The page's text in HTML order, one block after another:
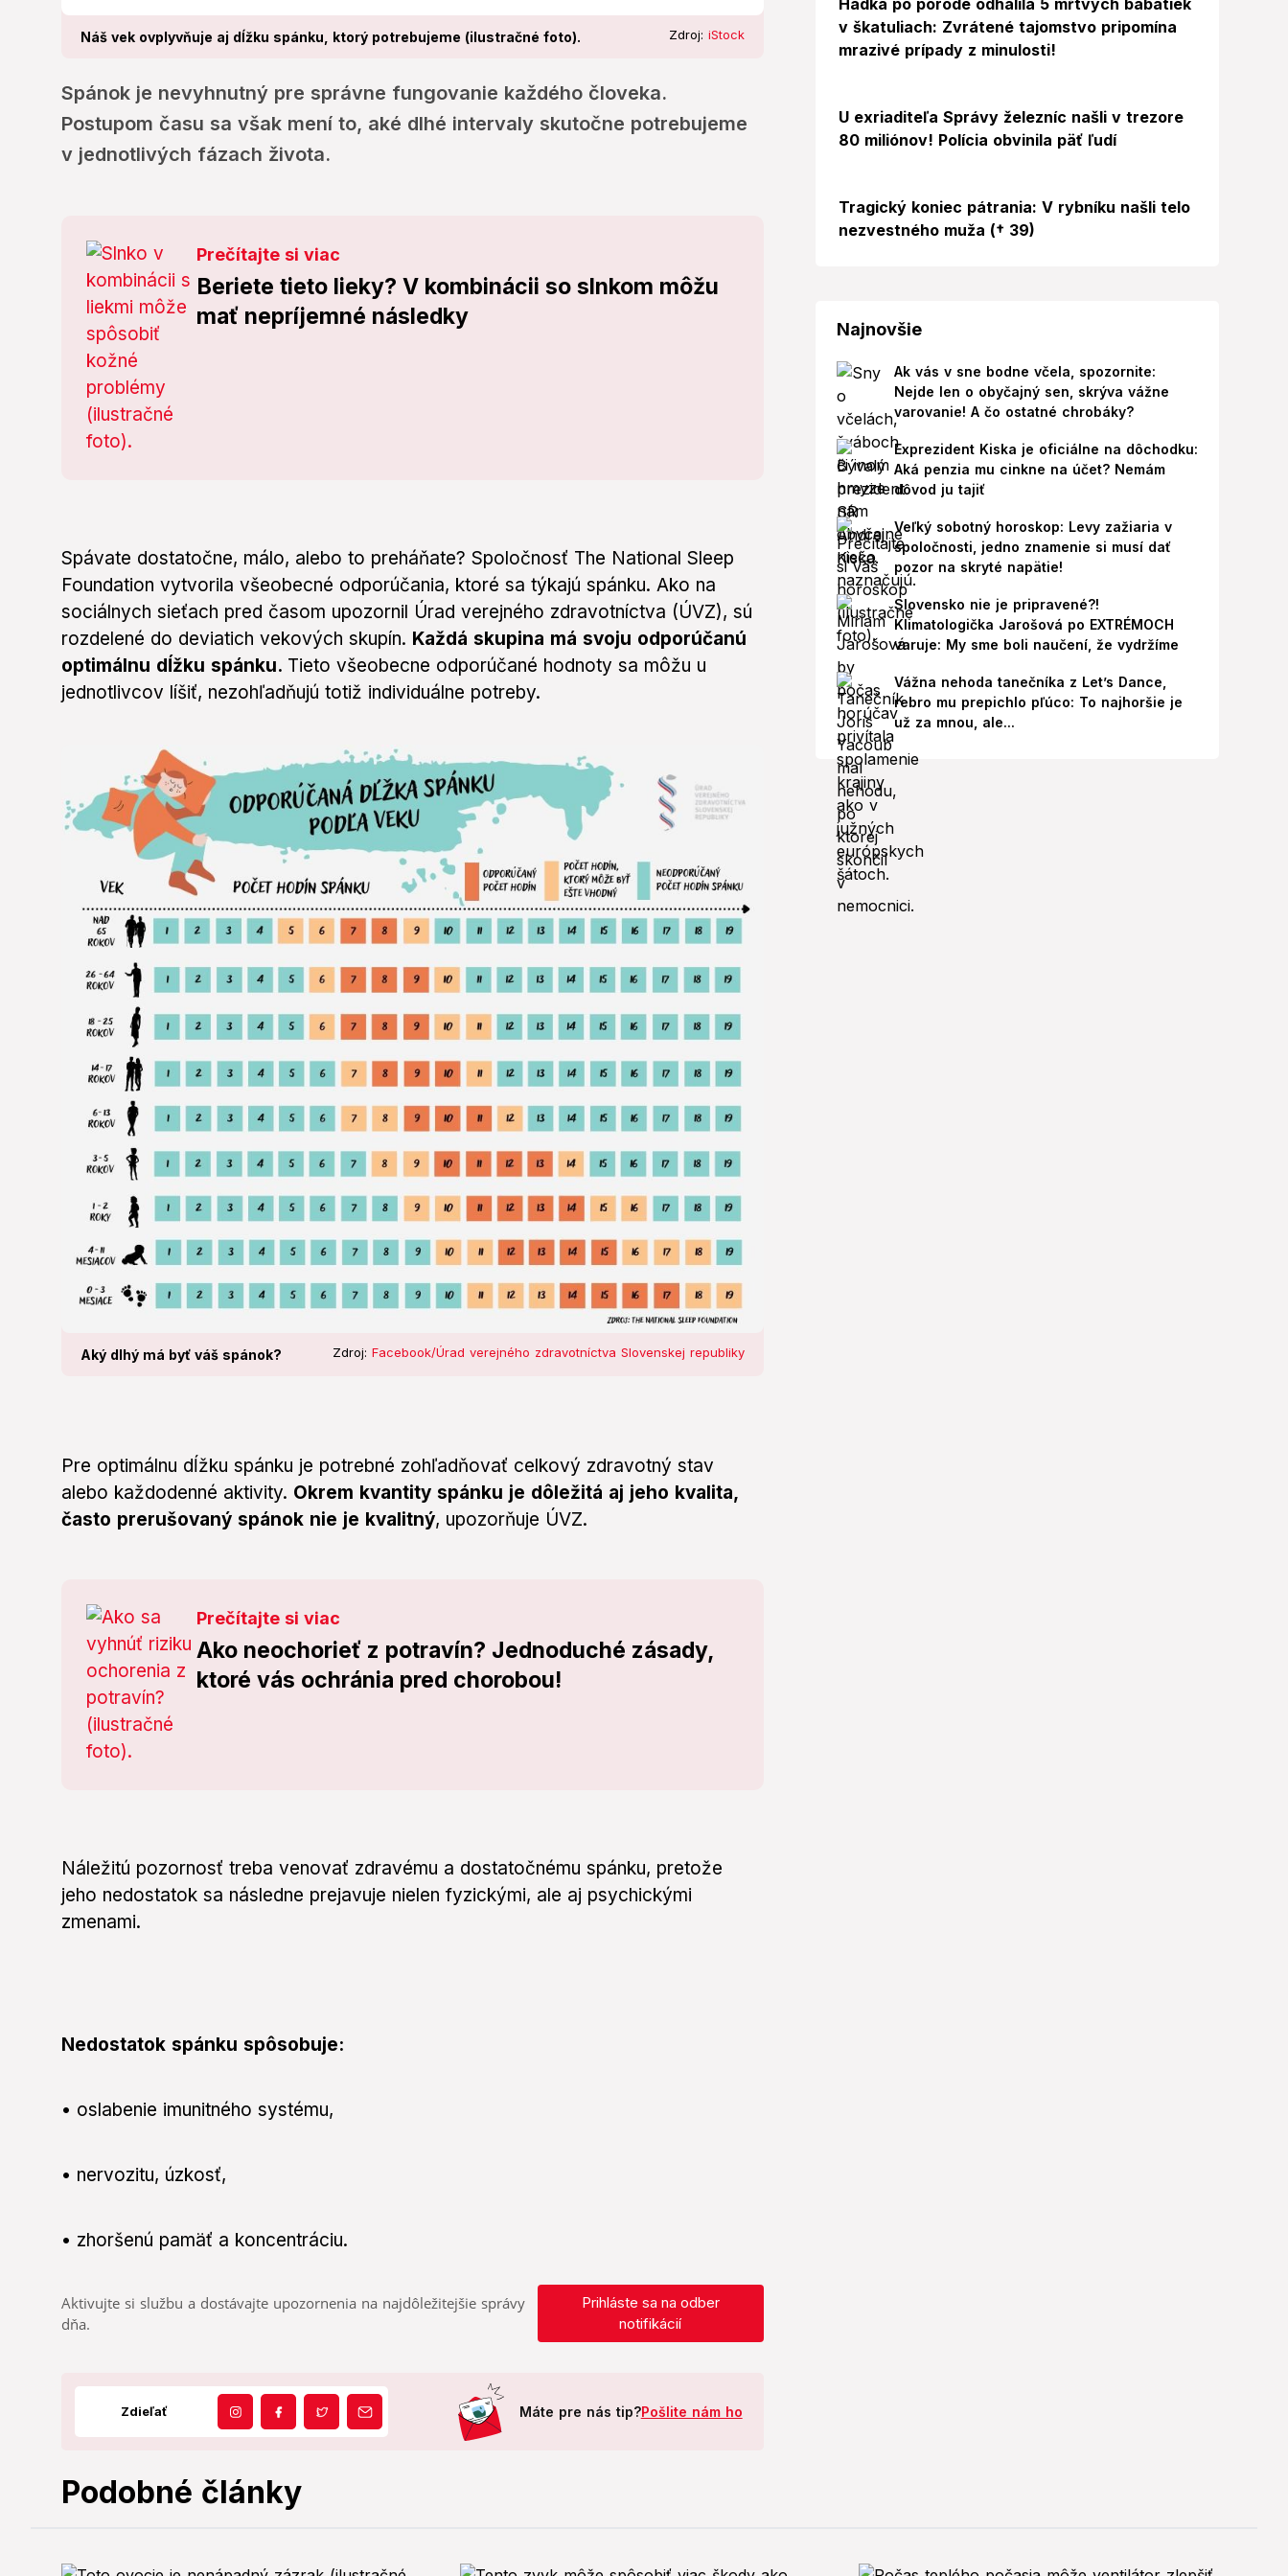
Náš vek ovplyvňuje aj dĺžku spánku, ktorý potrebujeme (ilustračné foto). Zdroj: iStock
Spánok je nevyhnutný pre správne fungovanie každého človeka.
Postupom času sa však mení to, aké dlhé intervaly skutočne potrebujeme
v jednotlivých fázach života.
Prečítajte si viac
Beriete tieto lieky? V kombinácii so slnkom môžu
mať nepríjemné následky
Spávate dostatočne, málo, alebo to preháňate? Spoločnosť The National Sleep
Foundation vytvorila všeobecné odporúčania, ktoré sa týkajú spánku. Ako na
sociálnych sieťach pred časom upozornil Úrad verejného zdravotníctva (ÚVZ), sú
rozdelené do deviatich vekových skupín. Každá skupina má svoju odporúčanú
optimálnu dĺžku spánku. Tieto všeobecne odporúčané hodnoty sa môžu u
jednotlivcov líšiť, nezohľadňujú totiž individuálne potreby.
Aký dlhý má byť váš spánok? Zdroj: Facebook/Úrad verejného zdravotníctva Slovenskej republiky
Pre optimálnu dĺžku spánku je potrebné zohľadňovať celkový zdravotný stav
alebo každodenné aktivity. Okrem kvantity spánku je dôležitá aj jeho kvalita,
často prerušovaný spánok nie je kvalitný, upozorňuje ÚVZ.
Prečítajte si viac
Ako neochorieť z potravín? Jednoduché zásady,
ktoré vás ochránia pred chorobou!
Náležitú pozornosť treba venovať zdravému a dostatočnému spánku, pretože
jeho nedostatok sa následne prejavuje nielen fyzickými, ale aj psychickými
zmenami.
Nedostatok spánku spôsobuje:
• oslabenie imunitného systému,
• nervozitu, úzkosť,
• zhoršenú pamäť a koncentráciu.
Aktivujte si službu a dostávajte upozornenia na najdôležitejšie správy
dňa.
Prihláste sa na odber
notifikácií
Zdieľať Máte pre nás tip?Pošlite nám ho
Hádka po pôrode odhalila 5 mŕtvych bábätiek
v škatuliach: Zvrátené tajomstvo pripomína
mrazivé prípady z minulosti!
U exriaditeľa Správy železníc našli v trezore
80 miliónov! Polícia obvinila päť ľudí
Tragický koniec pátrania: V rybníku našli telo
nezvestného muža († 39)
Najnovšie
Ak vás v sne bodne včela, spozornite:
Nejde len o obyčajný sen, skrýva vážne
varovanie! A čo ostatné chrobáky?
Exprezident Kiska je oficiálne na dôchodku:
Aká penzia mu cinkne na účet? Nemám
dôvod ju tajiť
Veľký sobotný horoskop: Levy zažiaria v
spoločnosti, jedno znamenie si musí dať
pozor na skryté napätie!
Slovensko nie je pripravené?!
Klimatologička Jarošová po EXTRÉMOCH
varuje: My sme boli naučení, že vydržíme
Vážna nehoda tanečníka z Let’s Dance,
rebro mu prepichlo pľúco: To najhoršie je
už za mnou, ale...
Podobné články